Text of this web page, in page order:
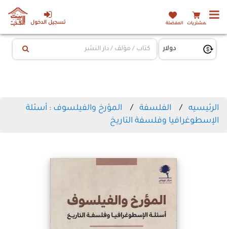
تسجيل الدخول المشتريات المفضلة
الرئيسيه الفلسفة
المؤرخ والفيلسوف : أسئلة
الإسطوغرافيا وفلسفة التاريخ